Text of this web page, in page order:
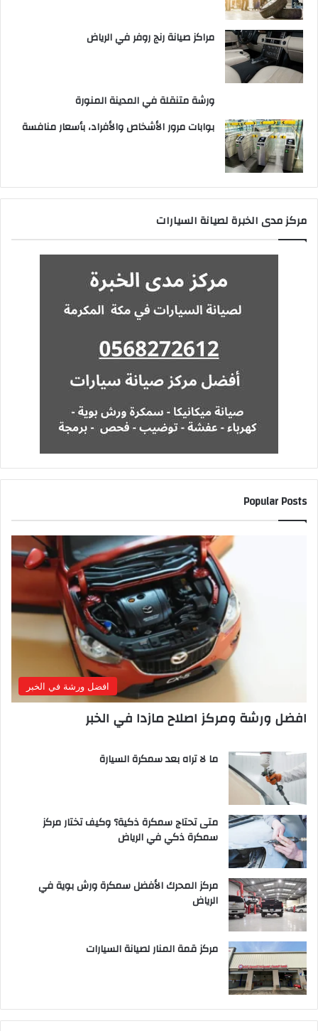
مراكز صيانة رنج روفر في الرياض
ورشة متنقلة في المدينة المنورة
بوابات مرور الأشخاص والأفراد، بأسعار منافسة
مركز مدى الخبرة لصيانة السيارات
Popular Posts
افضل ورشة في الخبر
افضل ورشة ومركز اصلاح مازدا في الخبر
ما لا تراه بعد سمكرة السيارة
متى تحتاج سمكرة ذكية؟ وكيف تختار مركز
سمكرة ذكي في الرياض
مركز المحرك الأفضل سمكرة ورش بوية في
الرياض
مركز قمة المنار لصيانة السيارات